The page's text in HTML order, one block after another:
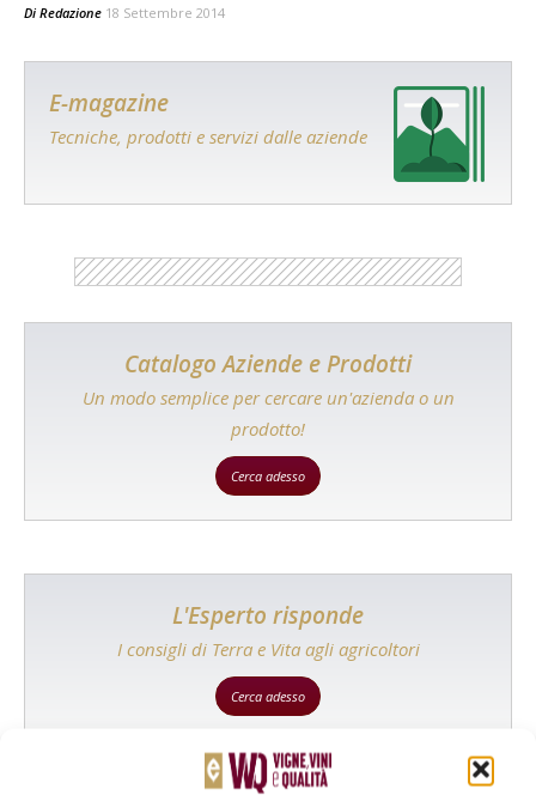
Di Redazione 18 Settembre 2014
E-magazine
Tecniche, prodotti e servizi dalle aziende
Catalogo Aziende e Prodotti
Un modo semplice per cercare un'azienda o un
prodotto!
Cerca adesso
L'Esperto risponde
I consigli di Terra e Vita agli agricoltori
Cerca adesso